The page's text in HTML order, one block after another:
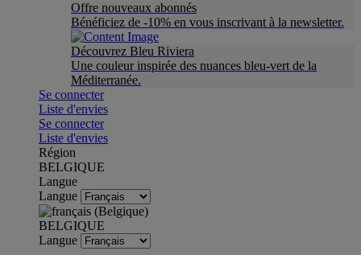
Offre nouveaux abonnés
Bénéficiez de -10% en vous inscrivant à la newsletter.
Découvrez Bleu Riviera
Une couleur inspirée des nuances bleu-vert de la
Méditerranée.
Se connecter
Liste d'envies
Se connecter
Liste d'envies
Région
BELGIQUE
Langue
Langue
BELGIQUE
Langue